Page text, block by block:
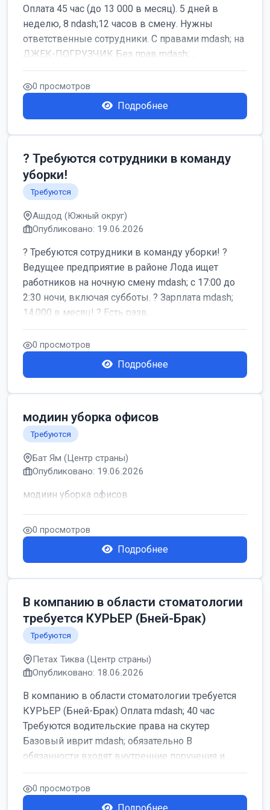
Оплата 45 час (до 13 000 в месяц). 5 дней в
неделю, 8 ndash;12 часов в смену. Нужны
ответственные сотрудники. С правами mdash; на
ДЖЕК-ПОГРУЗЧИК Без прав mdash; ...
0 просмотров
Подробнее
? Требуются сотрудники в команду
уборки!
Требуются
Ашдод (Южный округ)
Опубликовано: 19.06.2026
? Требуются сотрудники в команду уборки! ?
Ведущее предприятие в районе Лода ищет
работников на ночную смену mdash; с 17:00 до
2:30 ночи, включая субботы. ? Зарплата mdash;
14,000 в месяц! ? Есть разв...
0 просмотров
Подробнее
модиин уборка офисов
Требуются
Бат Ям (Центр страны)
Опубликовано: 19.06.2026
модиин уборка офисов
0 просмотров
Подробнее
В компанию в области стоматологии
требуется КУРЬЕР (Бней-Брак)
Требуются
Петах Тиква (Центр страны)
Опубликовано: 18.06.2026
В компанию в области стоматологии требуется
КУРЬЕР (Бней-Брак) Оплата mdash; 40 час
Требуются водительские права на скутер
Базовый иврит mdash; обязательно В
обязанности входят внутренние поручения и ...
0 просмотров